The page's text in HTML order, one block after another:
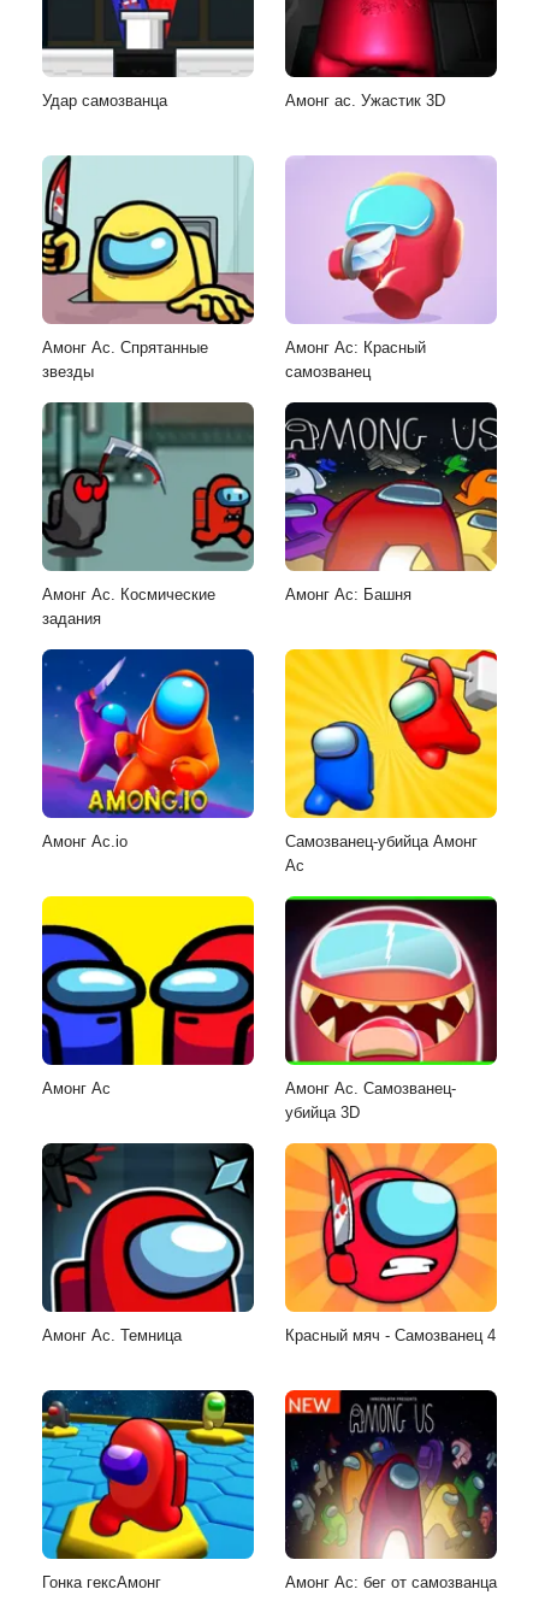
Удар самозванца Амонг ас. Ужастик 3D
Амонг Ас. Спрятанные
звезды
Амонг Ас: Красный
самозванец
Амонг Ас. Космические
задания
Амонг Ас: Башня
Амонг Ас.io
Самозванец-убийца Амонг
Ас
Амонг Ас
Амонг Ас. Самозванец-
убийца 3D
Амонг Ас. Темница Красный мяч - Самозванец 4
Гонка гексАмонг Амонг Ас: бег от самозванца